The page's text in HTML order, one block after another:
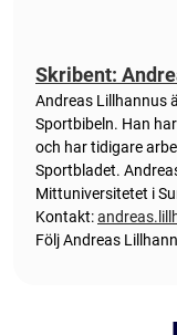
Skribent:
Andreas Lillhannus
Sportbibeln. Han
och har tidigare
Sportbladet.
Mittuniversitetet i
Kontakt:
Följ Andreas